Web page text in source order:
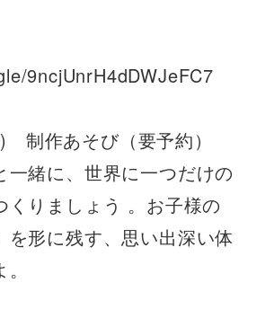
9ncjUnrH4dDWJeFC7
制作あそび（要予約）
一緒に、世界に一つだけの
くりましょう 。お子様の
を形に残す、思い出深い体